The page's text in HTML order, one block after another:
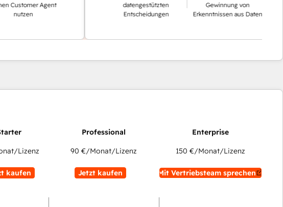
Agent
datengestützten
Entscheidungen
Gewinnung von
Erkenntnissen aus Daten
Lizenz
kaufen
90 €/Monat/Lizenz
Jetzt kaufen
150 €/Monat/Lizenz
Mit Vertriebsteam sprechen